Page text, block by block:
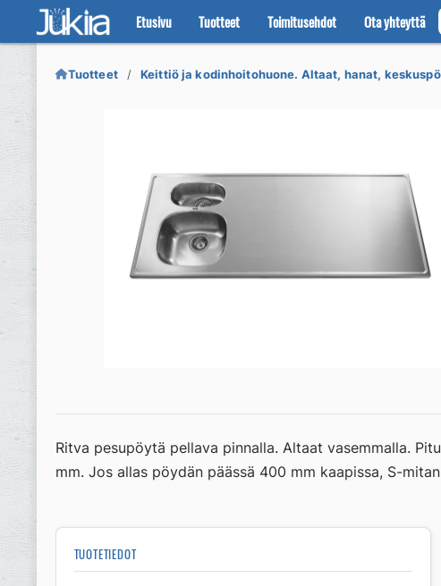
Etusivu Tuotteet Toimitusehdot Ota yhteyttä
Siirry
navigointiin
Siirry
sisältöön
Tuotteet Keittiö ja kodinhoitohuone. Altaat, hanat,
Ritva pesupöytä pellava pinnalla. Altaat vasemmalla.
mm. Jos allas pöydän päässä 400 mm kaapissa, S-
TUOTETIEDOT